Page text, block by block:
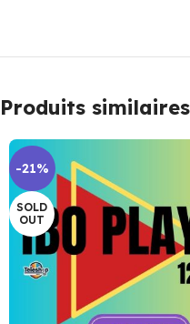
Produits similaires
-21%
SOLD
OUT